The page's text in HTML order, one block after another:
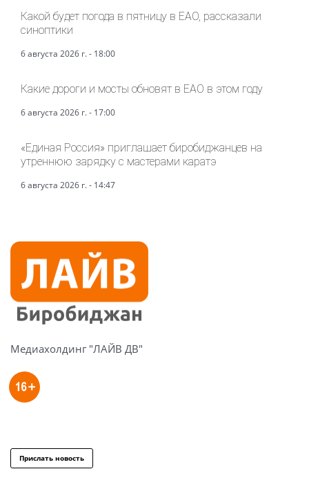
Какой будет погода в пятницу в ЕАО, рассказали
синоптики
6 августа 2026 г. - 18:00
Какие дороги и мосты обновят в ЕАО в этом году
6 августа 2026 г. - 17:00
«Единая Россия» приглашает биробиджанцев на
утреннюю зарядку с мастерами каратэ
6 августа 2026 г. - 14:47
Медиахолдинг "ЛАЙВ ДВ"
Прислать новость